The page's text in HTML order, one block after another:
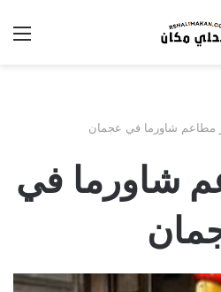
مطاعم شاورما في عجمان
شاورما في